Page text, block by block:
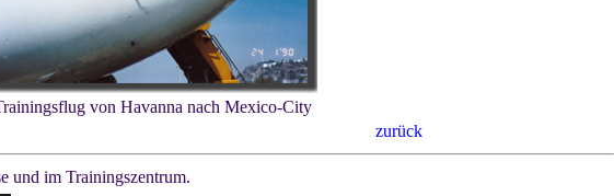
von Havanna nach Mexico-City
zurück
und im Trainingszentrum.